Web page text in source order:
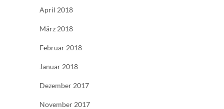
April 2018
März 2018
Februar 2018
Januar 2018
Dezember 2017
November 2017